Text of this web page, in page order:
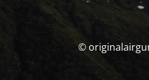
©